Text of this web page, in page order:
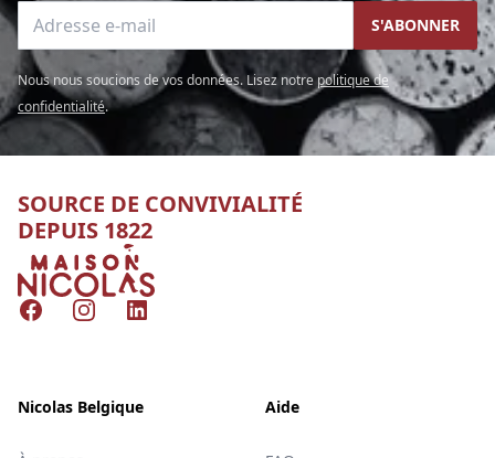
Adresse e-mail S'ABONNER
Nous nous soucions de vos données. Lisez notre politique de
confidentialité.
SOURCE DE CONVIVIALITÉ
DEPUIS 1822
Nicolas
FacebookInstagramLinkedIn
Nicolas Belgique Aide